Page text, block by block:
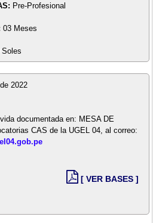
Pre-Profesional
03 Meses
2022
documentada en: MESA DE
CAS de la UGEL 04, al correo:
[ VER BASES ]